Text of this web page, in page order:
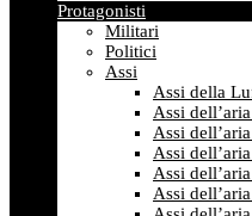
Protagonisti
Militari
Politici
Assi
Assi della
Assi
Assi
Assi
Assi
Assi